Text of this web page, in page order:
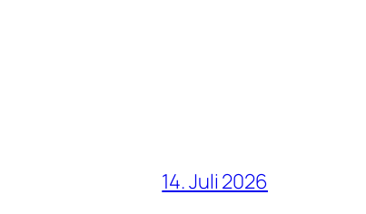
14. Juli 2026